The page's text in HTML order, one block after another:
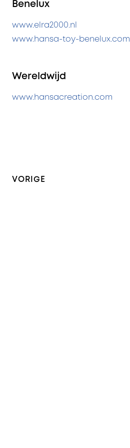
Benelux
www.elra2000.nl
www.hansa-toy-benelux.com
Wereldwijd
www.hansacreation.com
VORIGE